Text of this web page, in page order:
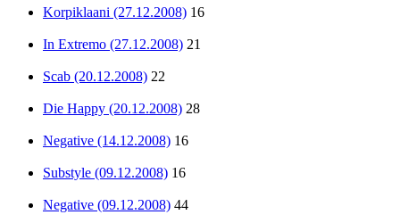
Korpiklaani (27.12.2008) 16
In Extremo (27.12.2008) 21
Scab (20.12.2008) 22
Die Happy (20.12.2008) 28
Negative (14.12.2008) 16
Substyle (09.12.2008) 16
Negative (09.12.2008) 44